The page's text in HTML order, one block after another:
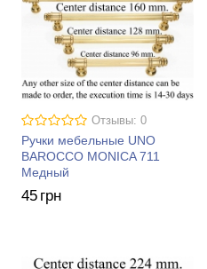
Отзывы: 0
Ручки мебельные UNO
BAROCCO MONICA 711
Медный
45 грн